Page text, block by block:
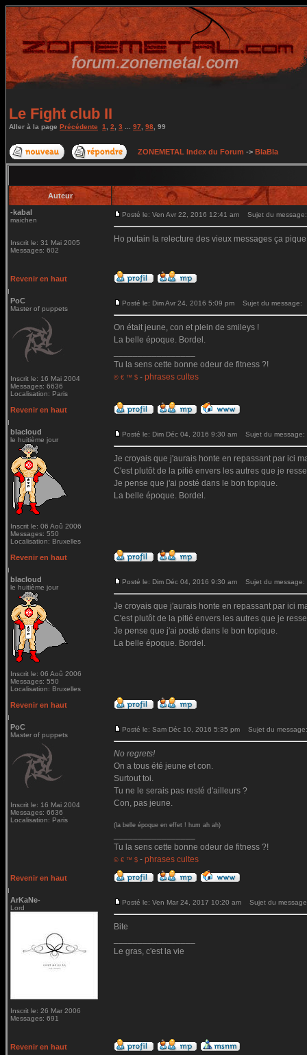
Le Fight club II
Aller à la page Précédente 1 2 3 97 98 99
ZONEMETAL Index du Forum -> BlaBla
Auteur
-kabal
maichen
Inscrit le: 31 Mai 2005
Messages: 602
Posté le: Ven Avr 22, 2016 12:41 am Sujet du message:
Ho putain la relecture des vieux messages ça
Revenir en haut
PoC
Master of puppets
Inscrit le: 16 Mai 2004
Messages: 6636
Localisation: Paris
Posté le: Dim Avr 24, 2016 5:09 pm Sujet du message:
On était jeune, con et plein de smileys !
La belle époque. Bordel.
Tu la sens cette bonne odeur de fitness ?!
© € ™ $ - phrases cultes
Revenir en haut
blacloud
le huitième jour
Inscrit le: 06 Aoû 2006
Messages: 550
Localisation: Bruxelles
Posté le: Dim Déc 04, 2016 9:30 am Sujet du message:
Je croyais que j'aurais honte en repassant par ici
C'est plutôt de la pitié envers les autres que je
Je pense que j'ai posté dans le bon topique.
La belle époque. Bordel.
Revenir en haut
blacloud
le huitième jour
Inscrit le: 06 Aoû 2006
Messages: 550
Localisation: Bruxelles
Posté le: Dim Déc 04, 2016 9:30 am Sujet du message:
Je croyais que j'aurais honte en repassant par ici
C'est plutôt de la pitié envers les autres que je
Je pense que j'ai posté dans le bon topique.
La belle époque. Bordel.
Revenir en haut
PoC
Master of puppets
Inscrit le: 16 Mai 2004
Messages: 6636
Localisation: Paris
Posté le: Sam Déc 10, 2016 5:35 pm Sujet du message:
No regrets!
On a tous été jeune et con.
Surtout toi.
Tu ne le serais pas resté d'ailleurs ?
Con, pas jeune.
(la belle époque en effet ! hum ah ah)
Tu la sens cette bonne odeur de fitness ?!
© € ™ $ - phrases cultes
Revenir en haut
ArKaNe-
Lord
Inscrit le: 26 Mar 2006
Messages: 691
Posté le: Ven Mar 24, 2017 10:20 am Sujet du
Bite
Le gras, c'est la vie
Revenir en haut